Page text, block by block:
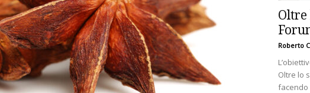
Oltre
Roberto
Oltre lo
facendo